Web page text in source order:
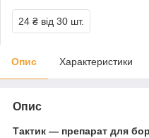
24 ₴ від 30 шт.
Опис Характеристики
Опис
Тактик — препарат для